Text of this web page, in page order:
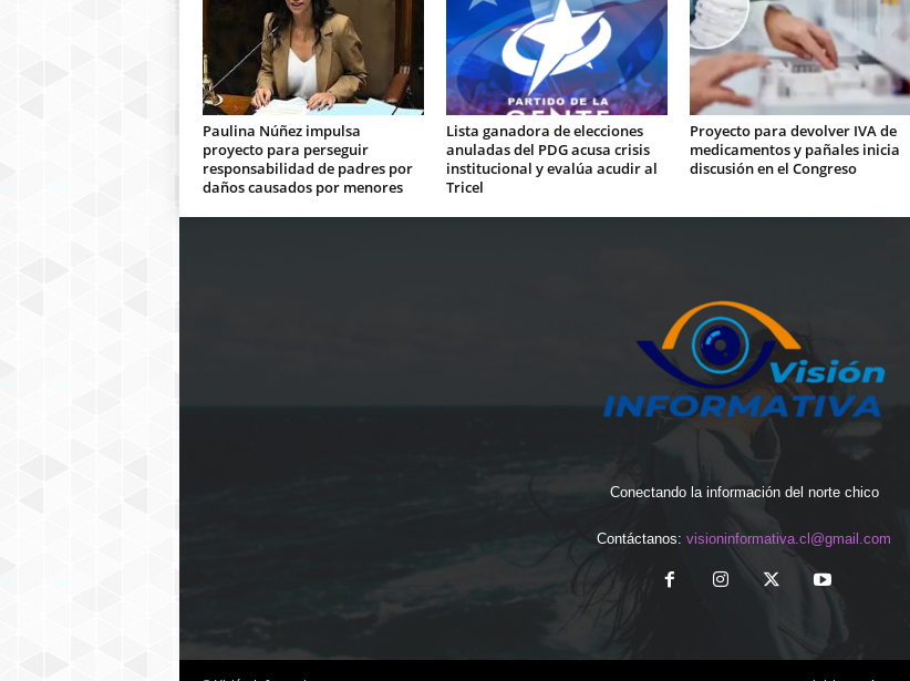
Paulina Núñez impulsa
proyecto para perseguir
responsabilidad de padres por
daños causados por menores
Lista ganadora de elecciones
anuladas del PDG acusa crisis
institucional y evalúa acudir al
Tricel
Proyecto para devolver IVA de
medicamentos y pañales inicia
discusión en el Congreso
Conectando la información del norte chico
Contáctanos: visioninformativa.cl@gmail.com